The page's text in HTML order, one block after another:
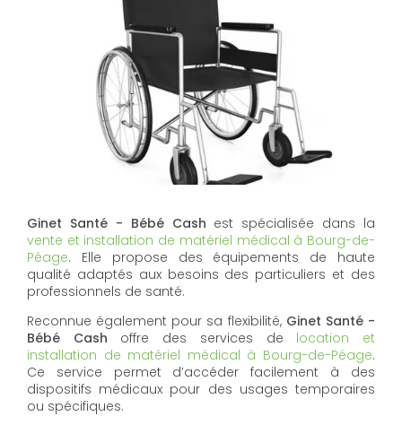
Ginet Santé - Bébé Cash est spécialisée dans la
vente et installation de matériel médical à Bourg-de-
Péage. Elle propose des équipements de haute
qualité adaptés aux besoins des particuliers et des
professionnels de santé.
Reconnue également pour sa flexibilité, Ginet Santé -
Bébé Cash offre des services de location et
installation de matériel médical à Bourg-de-Péage.
Ce service permet d’accéder facilement à des
dispositifs médicaux pour des usages temporaires
ou spécifiques.